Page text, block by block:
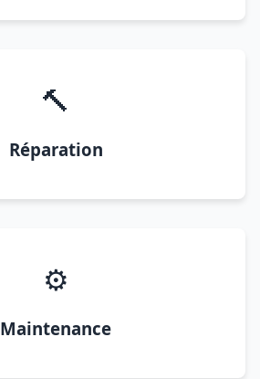
🔨
Réparation
⚙️
Maintenance